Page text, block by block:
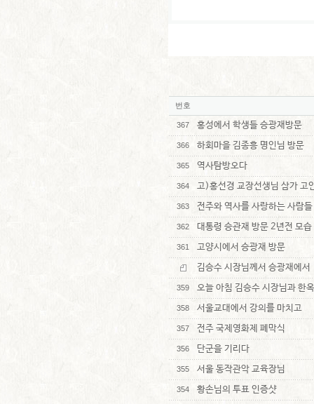
번호
367 홍성에서 학생들 승광재방문
366 하회마을 김종흥 명인님 방문
365 역사탐방오다
364 고)홍선경 교장선생님 삼가 고
363 전주와 역사를 사랑하는 사람들
362 대통령 승관재 방문 2년전 모습
361
고양시에서 승광재 방문
김승수 시장님께서 승광재에서
359 오늘 아침 김승수 시장님과 한
358 서울교대에서 강의를 마치고
357 전주 국제영화제 폐막식
356 단군을 기리다
355 서울 동작관악 교육장님
354 황손님의 투표 인증샷